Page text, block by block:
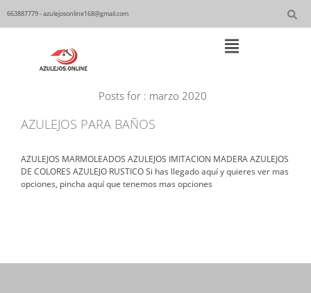
content
663887779 - azulejosonline168@gmail.com
Posts for : marzo 2020
AZULEJOS PARA BAÑOS
AZULEJOS MARMOLEADOS AZULEJOS IMITACION MADERA AZULEJOS
DE COLORES AZULEJO RUSTICO Si has llegado aquí y quieres ver mas
opciones, pincha aquí que tenemos mas opciones